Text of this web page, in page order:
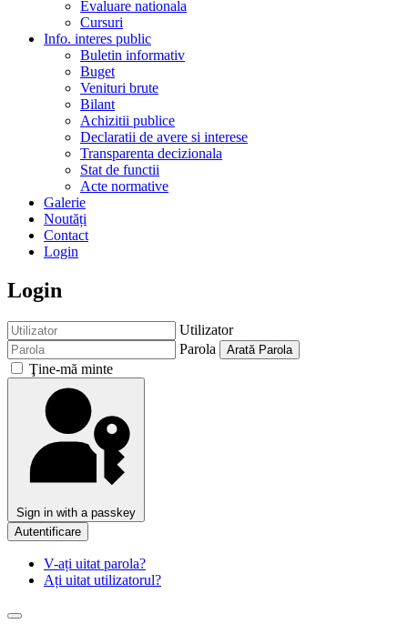
Evaluare nationala
Cursuri
Info. interes public
Buletin informativ
Buget
Venituri brute
Bilant
Achizitii publice
Declaratii de avere si interese
Transparenta decizionala
Stat de functii
Acte normative
Galerie
Noutăți
Contact
Login
Login
Utilizator
Parola
Arată Parola
Ţine-mă minte
Sign in with a passkey
Autentificare
V-ați uitat parola?
Ați uitat utilizatorul?